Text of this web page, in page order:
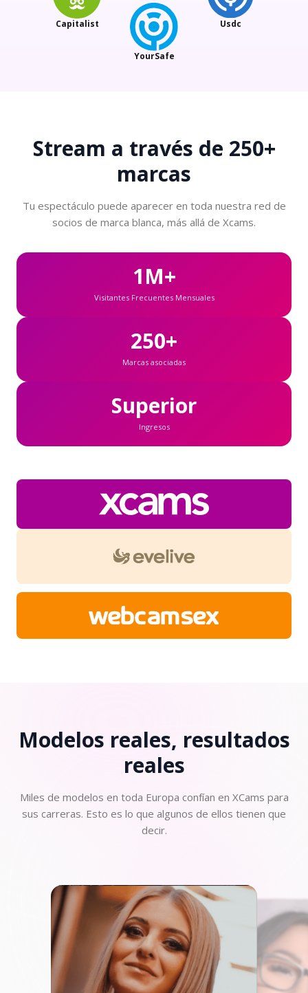
Usdc
YourSafe
Capitalist
Stream a través de 250+
marcas
Tu espectáculo puede aparecer en toda nuestra red de
socios de marca blanca, más allá de Xcams.
1M+
Visitantes Frecuentes Mensuales
250+
Marcas asociadas
Superior
Ingresos
Modelos reales, resultados
reales
Miles de modelos en toda Europa confían en XCams para
sus carreras. Esto es lo que algunos de ellos tienen que
decir.